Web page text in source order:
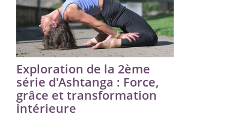
Exploration de la 2ème
série d'Ashtanga : Force,
grâce et transformation
intérieure